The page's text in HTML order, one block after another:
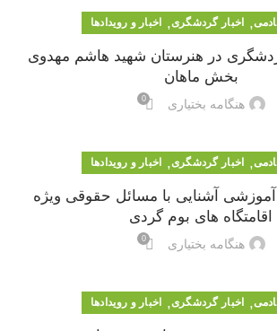
, اخبار گردشگری, اخبار و رویدادها
در هنرستان شهید هاشم مهدوی
بخش ماهان
هنگامه بختیاری 0
, اخبار گردشگری, اخبار و رویدادها
آموزشی آشنایی با مسائل حقوقی ویژه
اقامتگاه های بوم گردی
هنگامه بختیاری 0
, اخبار گردشگری, اخبار و رویدادها